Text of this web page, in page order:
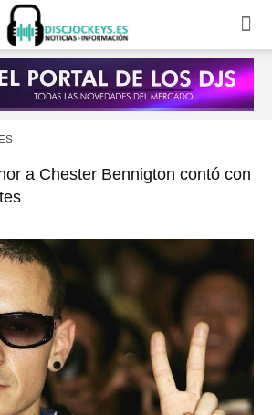
a Chester Bennigton contó con